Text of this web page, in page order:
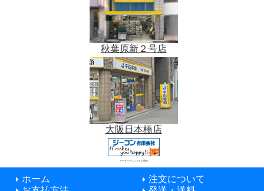
秋葉原新２号店
大阪日本橋店
データベースシステム開発
ホーム
注文について